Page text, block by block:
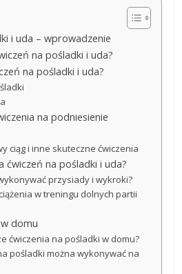
i uda – wprowadzenie
na pośladki i uda?
na pośladki i uda?
na podniesienie
ciąg i inne skuteczne ćwiczenia
ćwiczeń na pośladki i uda?
przysiady i wykroki?
w treningu dolnych partii
domu
ćwiczenia na pośladki w domu?
pośladki można wykonywać na